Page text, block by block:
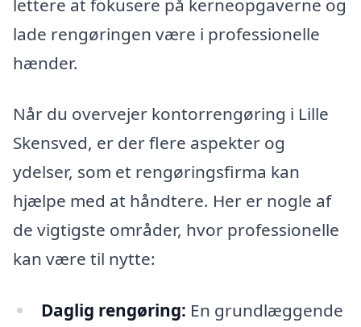
lettere at fokusere på kerneopgaverne og
lade rengøringen være i professionelle
hænder.
Når du overvejer kontorrengøring i Lille
Skensved, er der flere aspekter og
ydelser, som et rengøringsfirma kan
hjælpe med at håndtere. Her er nogle af
de vigtigste områder, hvor professionelle
kan være til nytte:
Daglig rengøring: En grundlæggende